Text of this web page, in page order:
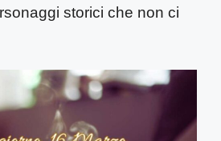
storici che non ci